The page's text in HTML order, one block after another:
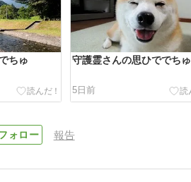
ちゅ 守護霊さんの思ひででちゅ
5日前
報告